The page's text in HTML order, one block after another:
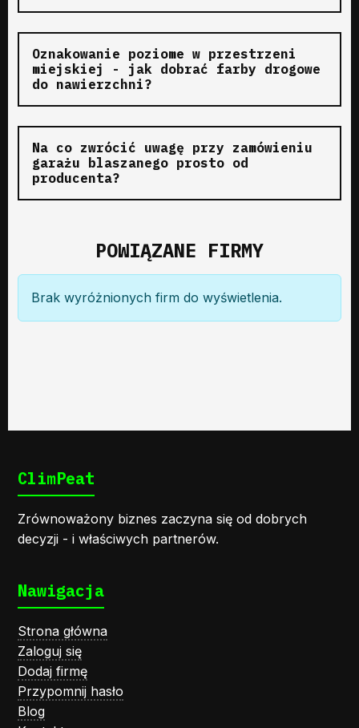
Oznakowanie poziome w przestrzeni
miejskiej - jak dobrać farby drogowe
do nawierzchni?
Na co zwrócić uwagę przy zamówieniu
garażu blaszanego prosto od
producenta?
POWIĄZANE FIRMY
Brak wyróżnionych firm do wyświetlenia.
ClimPeat
Zrównoważony biznes zaczyna się od dobrych
decyzji - i właściwych partnerów.
Nawigacja
Strona główna
Zaloguj się
Dodaj firmę
Przypomnij hasło
Blog